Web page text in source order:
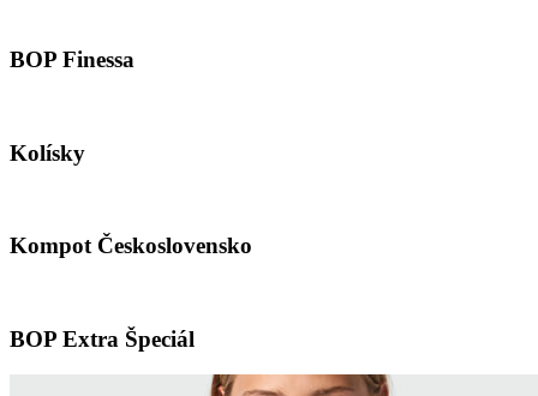
BOP Finessa
Kolísky
Kompot Československo
BOP Extra Špeciál